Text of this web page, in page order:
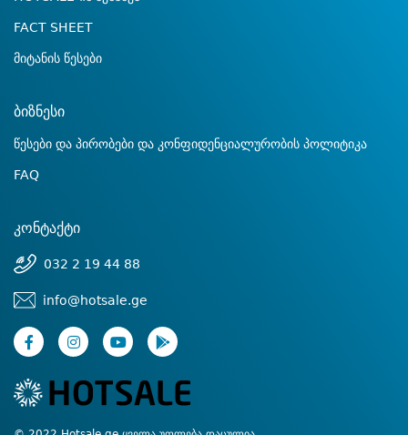
FACT SHEET
მიტანის წესები
ბიზნესი
წესები და პირობები და კონფიდენციალურობის პოლიტიკა
FAQ
კონტაქტი
032 2 19 44 88
info@hotsale.ge